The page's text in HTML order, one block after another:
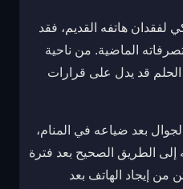
لفقدان هاتفه القديم، فقد
الماضية. من ناحية
قد يدل على قرارات
بعد ضياعه في المنام،
إلى الطريق الصحيح بعد فترة
من إيجاد الهاتف بعد